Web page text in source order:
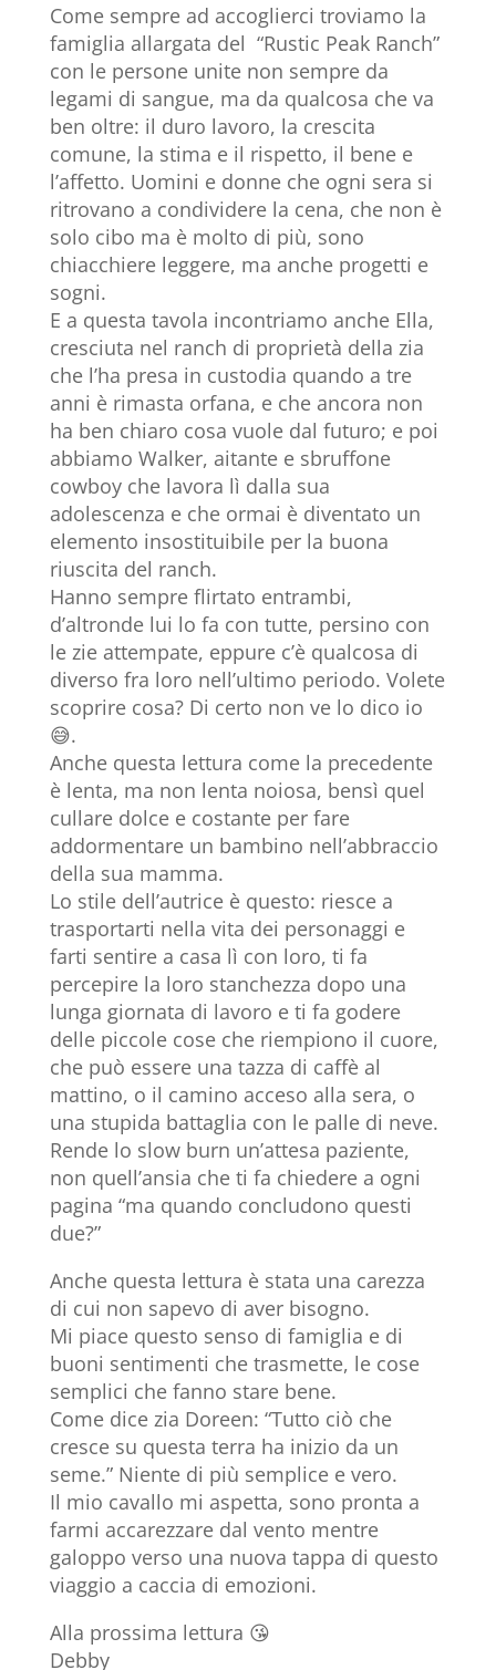
Come sempre ad accoglierci troviamo la
famiglia allargata del “Rustic Peak Ranch”
con le persone unite non sempre da
legami di sangue, ma da qualcosa che va
ben oltre: il duro lavoro, la crescita
comune, la stima e il rispetto, il bene e
l’affetto. Uomini e donne che ogni sera si
ritrovano a condividere la cena, che non è
solo cibo ma è molto di più, sono
chiacchiere leggere, ma anche progetti e
sogni.
E a questa tavola incontriamo anche Ella,
cresciuta nel ranch di proprietà della zia
che l’ha presa in custodia quando a tre
anni è rimasta orfana, e che ancora non
ha ben chiaro cosa vuole dal futuro; e poi
abbiamo Walker, aitante e sbruffone
cowboy che lavora lì dalla sua
adolescenza e che ormai è diventato un
elemento insostituibile per la buona
riuscita del ranch.
Hanno sempre flirtato entrambi,
d’altronde lui lo fa con tutte, persino con
le zie attempate, eppure c’è qualcosa di
diverso fra loro nell’ultimo periodo. Volete
scoprire cosa? Di certo non ve lo dico io
😅.
Anche questa lettura come la precedente
è lenta, ma non lenta noiosa, bensì quel
cullare dolce e costante per fare
addormentare un bambino nell’abbraccio
della sua mamma.
Lo stile dell’autrice è questo: riesce a
trasportarti nella vita dei personaggi e
farti sentire a casa lì con loro, ti fa
percepire la loro stanchezza dopo una
lunga giornata di lavoro e ti fa godere
delle piccole cose che riempiono il cuore,
che può essere una tazza di caffè al
mattino, o il camino acceso alla sera, o
una stupida battaglia con le palle di neve.
Rende lo slow burn un’attesa paziente,
non quell’ansia che ti fa chiedere a ogni
pagina “ma quando concludono questi
due?”
Anche questa lettura è stata una carezza
di cui non sapevo di aver bisogno.
Mi piace questo senso di famiglia e di
buoni sentimenti che trasmette, le cose
semplici che fanno stare bene.
Come dice zia Doreen: “Tutto ciò che
cresce su questa terra ha inizio da un
seme.” Niente di più semplice e vero.
Il mio cavallo mi aspetta, sono pronta a
farmi accarezzare dal vento mentre
galoppo verso una nuova tappa di questo
viaggio a caccia di emozioni.
Alla prossima lettura 😘
Debby